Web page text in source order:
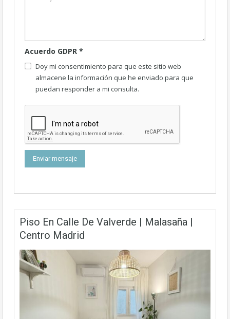
Acuerdo GDPR *
Doy mi consentimiento para que este sitio web
almacene la información que he enviado para que
puedan responder a mi consulta.
Piso En Calle De Valverde | Malasaña |
Centro Madrid